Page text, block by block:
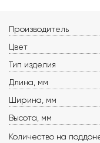
Производитель
Цвет
Тип изделия
Длина, мм
Ширина, мм
Высота, мм
Количество на